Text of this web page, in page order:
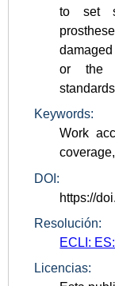
to set
or the
Keywords:
Work
DOI:
https://
Resolución:
ECLI:
Licencias: